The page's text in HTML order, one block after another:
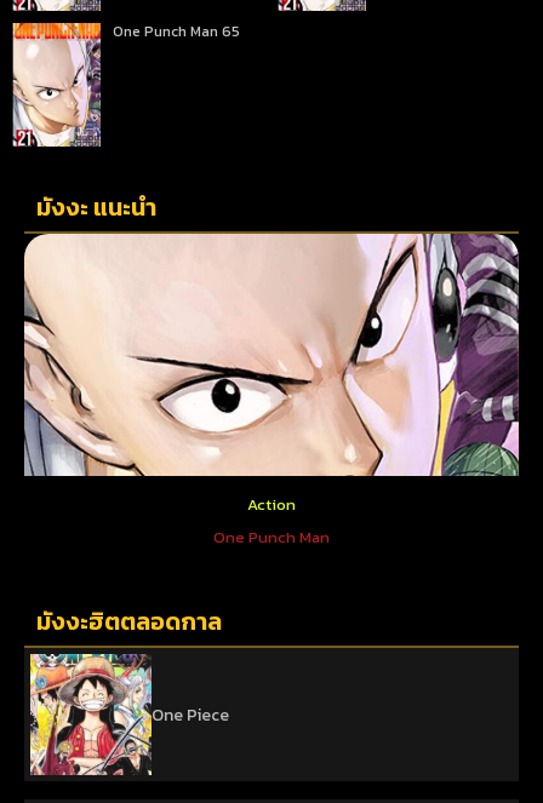
One Punch Man 65
มังงะ แนะนำ
Action
One Punch Man
มังงะฮิตตลอดกาล
One Piece